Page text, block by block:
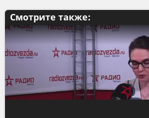
Смотрите также: